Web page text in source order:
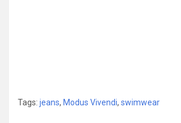
Tags: jeans, Modus Vivendi, swimwear